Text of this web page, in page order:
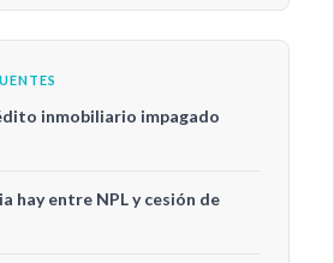
inmobiliario impagado
hay entre NPL y cesión de